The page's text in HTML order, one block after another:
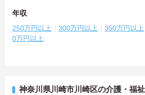
年収
250万円以上 300万円以上 350万円以上
0万円以上
神奈川県川崎市川崎区の介護・福